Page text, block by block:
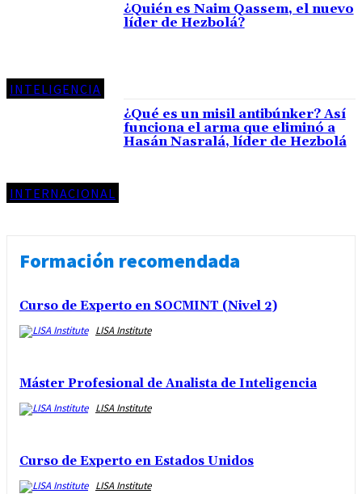
INTELIGENCIA
¿Quién es Naim Qassem, el nuevo
líder de Hezbolá?
INTERNACIONAL
¿Qué es un misil antibúnker? Así
funciona el arma que eliminó a
Hasán Nasralá, líder de Hezbolá
Formación recomendada
Curso de Experto en SOCMINT (Nivel 2)
LISA Institute
Máster Profesional de Analista de Inteligencia
LISA Institute
Curso de Experto en Estados Unidos
LISA Institute